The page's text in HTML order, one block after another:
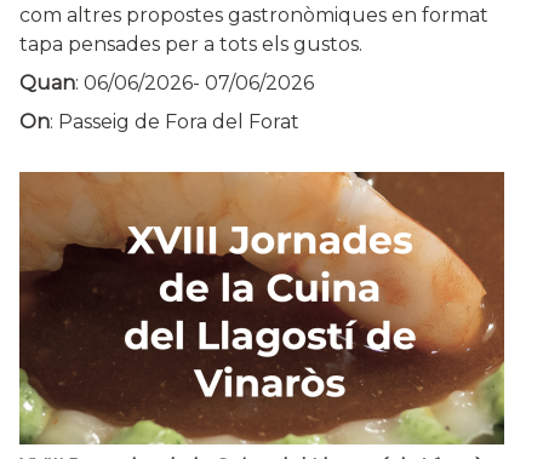
com altres propostes gastronòmiques en format
tapa pensades per a tots els gustos.
Quan: 06/06/2026- 07/06/2026
On: Passeig de Fora del Forat